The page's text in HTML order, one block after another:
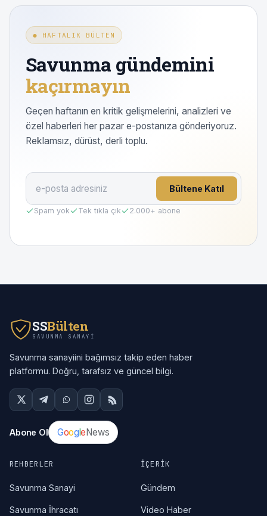
● HAFTALIK BÜLTEN
Savunma gündemini
kaçırmayın
Geçen haftanın en kritik gelişmelerini, analizleri ve
özel haberleri her pazar e-postanıza gönderiyoruz.
Reklamsız, dürüst, derli toplu.
Bültene Katıl
Spam yok Tek tıkla çık 2.000+ abone
SSBülten
SAVUNMA SANAYI
Savunma sanayiini bağımsız takip eden haber
platformu. Doğru, tarafsız ve güncel bilgi.
Abone Ol GoogleNews
REHBERLER
Savunma Sanayi
Savunma İhracatı
İÇERIK
Gündem
Video Haber